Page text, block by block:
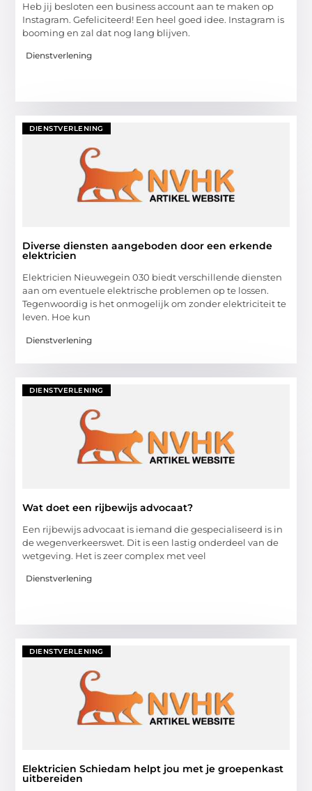
Heb jij besloten een business account aan te maken op
Instagram. Gefeliciteerd! Een heel goed idee. Instagram is
booming en zal dat nog lang blijven.
Dienstverlening
DIENSTVERLENING
Diverse diensten aangeboden door een erkende
elektricien
Elektricien Nieuwegein 030 biedt verschillende diensten
aan om eventuele elektrische problemen op te lossen.
Tegenwoordig is het onmogelijk om zonder elektriciteit te
leven. Hoe kun
Dienstverlening
DIENSTVERLENING
Wat doet een rijbewijs advocaat?
Een rijbewijs advocaat is iemand die gespecialiseerd is in
de wegenverkeerswet. Dit is een lastig onderdeel van de
wetgeving. Het is zeer complex met veel
Dienstverlening
DIENSTVERLENING
Elektricien Schiedam helpt jou met je groepenkast
uitbereiden